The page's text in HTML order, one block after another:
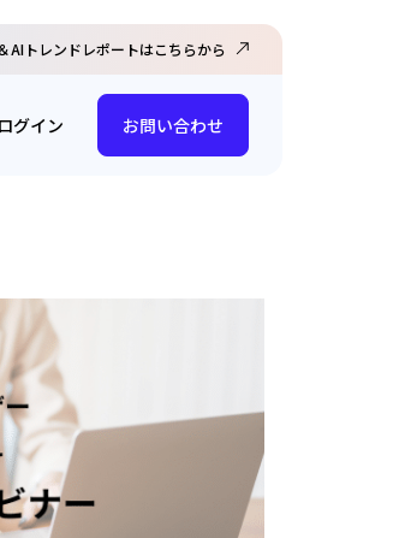
AIトレンドレポートはこちらから
ログイン お問い合わせ